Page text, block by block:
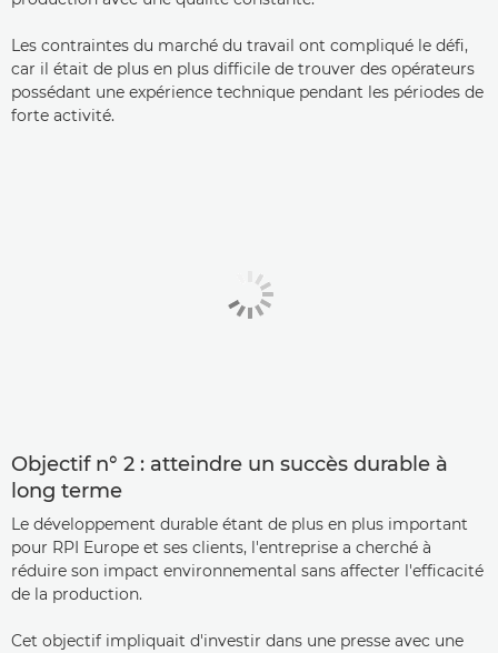
Les contraintes du marché du travail ont compliqué le défi,
car il était de plus en plus difficile de trouver des opérateurs
possédant une expérience technique pendant les périodes de
forte activité.
Objectif n° 2 : atteindre un succès durable à
long terme
Le développement durable étant de plus en plus important
pour RPI Europe et ses clients, l'entreprise a cherché à
réduire son impact environnemental sans affecter l'efficacité
de la production.
Cet objectif impliquait d'investir dans une presse avec une